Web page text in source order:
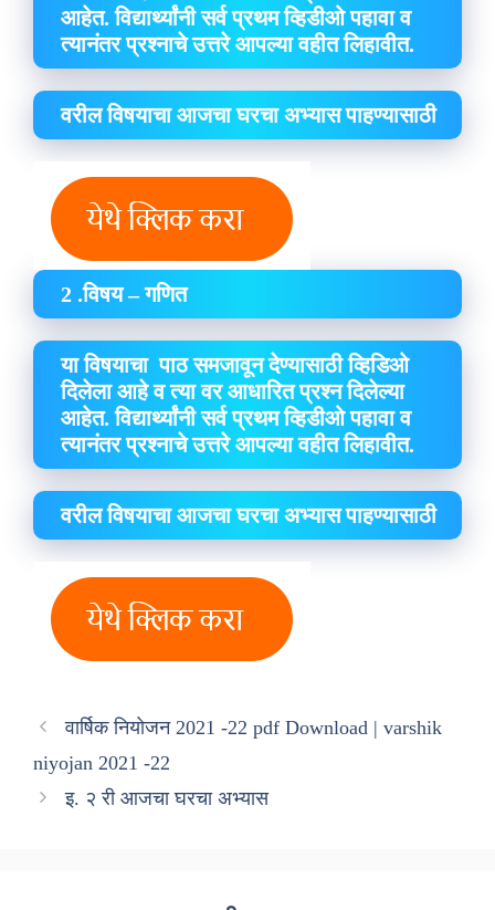
आहेत. विद्यार्थ्यांनी सर्व प्रथम व्हिडीओ पहावा व
त्यानंतर प्रश्नाचे उत्तरे आपल्या वहीत लिहावीत.
वरील विषयाचा आजचा घरचा अभ्यास पाहण्यासाठी
2 .विषय – गणित
या विषयाचा पाठ समजावून देण्यासाठी व्हिडिओ
दिलेला आहे व त्या वर आधारित प्रश्न दिलेल्या
आहेत. विद्यार्थ्यांनी सर्व प्रथम व्हिडीओ पहावा व
त्यानंतर प्रश्नाचे उत्तरे आपल्या वहीत लिहावीत.
वरील विषयाचा आजचा घरचा अभ्यास पाहण्यासाठी
वार्षिक नियोजन 2021 -22 pdf Download | varshik
niyojan 2021 -22
इ. २ री आजचा घरचा अभ्यास